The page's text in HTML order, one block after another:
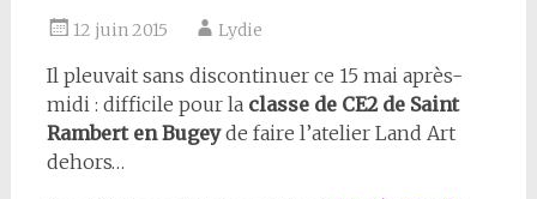
12 juin 2015 Lydie
Il pleuvait sans discontinuer ce 15 mai après-
midi : difficile pour la classe de CE2 de Saint
Rambert en Bugeyde faire l’atelier Land Art
dehors…